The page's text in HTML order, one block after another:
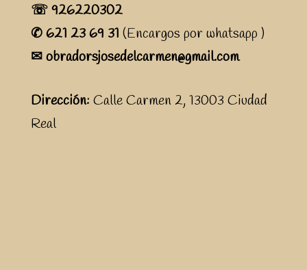
☏ 926220302
✆ 621 23 69 31 (Encargos por whatsapp )
✉ obradorsjosedelcarmen@gmail.com
Dirección: Calle Carmen 2, 13003 Ciudad
Real